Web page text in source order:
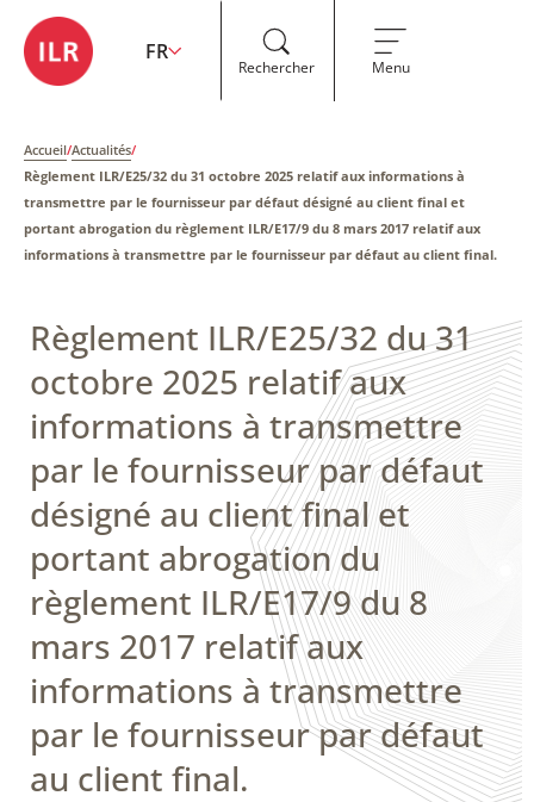
FR
Rechercher Menu
Accueil/Actualités/
Règlement ILR/E25/32 du 31 octobre 2025 relatif aux informations à
transmettre par le fournisseur par défaut désigné au client final et
portant abrogation du règlement ILR/E17/9 du 8 mars 2017 relatif aux
informations à transmettre par le fournisseur par défaut au client final.
Règlement ILR/E25/32 du 31
octobre 2025 relatif aux
informations à transmettre
par le fournisseur par défaut
désigné au client final et
portant abrogation du
règlement ILR/E17/9 du 8
mars 2017 relatif aux
informations à transmettre
par le fournisseur par défaut
au client final.